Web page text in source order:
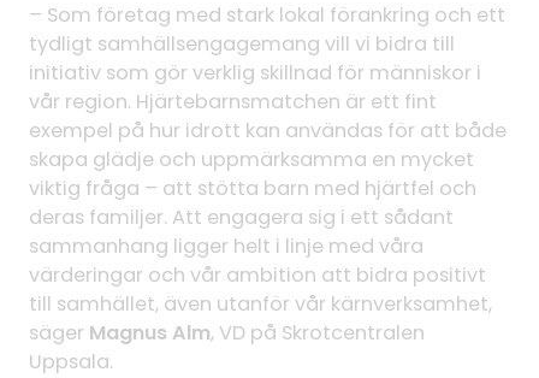
– Som företag med stark lokal förankring och ett
tydligt samhällsengagemang vill vi bidra till
initiativ som gör verklig skillnad för människor i
vår region. Hjärtebarnsmatchen är ett fint
exempel på hur idrott kan användas för att både
skapa glädje och uppmärksamma en mycket
viktig fråga – att stötta barn med hjärtfel och
deras familjer. Att engagera sig i ett sådant
sammanhang ligger helt i linje med våra
värderingar och vår ambition att bidra positivt
till samhället, även utanför vår kärnverksamhet,
säger Magnus Alm, VD på Skrotcentralen
Uppsala.